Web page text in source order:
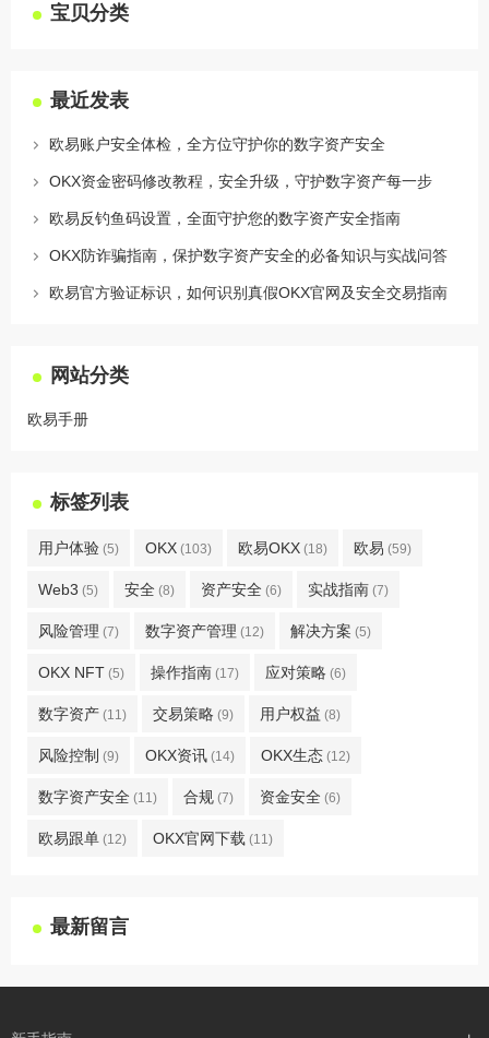
宝贝分类
最近发表
欧易账户安全体检，全方位守护你的数字资产安全
OKX资金密码修改教程，安全升级，守护数字资产每一步
欧易反钓鱼码设置，全面守护您的数字资产安全指南
OKX防诈骗指南，保护数字资产安全的必备知识与实战问答
欧易官方验证标识，如何识别真假OKX官网及安全交易指南
网站分类
欧易手册
标签列表
用户体验 (5) OKX (103) 欧易OKX (18) 欧易 (59)
Web3 (5) 安全 (8) 资产安全 (6) 实战指南 (7)
风险管理 (7) 数字资产管理 (12) 解决方案 (5)
OKX NFT (5) 操作指南 (17) 应对策略 (6)
数字资产 (11) 交易策略 (9) 用户权益 (8)
风险控制 (9) OKX资讯 (14) OKX生态 (12)
数字资产安全 (11) 合规 (7) 资金安全 (6)
欧易跟单 (12) OKX官网下载 (11)
最新留言